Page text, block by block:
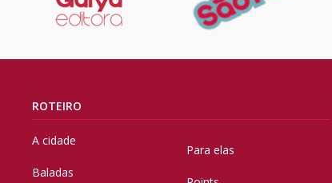
ROTEIRO
A cidade
Baladas
Para elas